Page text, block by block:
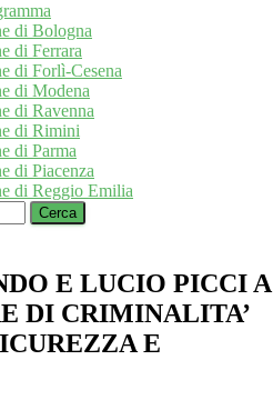
di Bologna
di Ferrara
di Forlì-Cesena
di Modena
di Ravenna
di Rimini
di Parma
di Piacenza
di Reggio Emilia
E LUCIO PICCI A
DI CRIMINALITA’
E